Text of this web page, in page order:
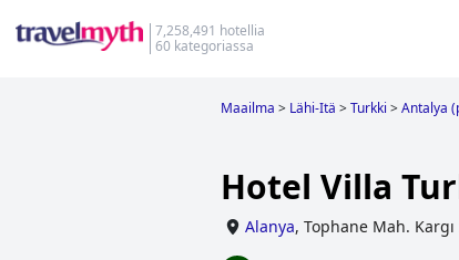
7,258,491 hotellia
60 kategoriassa
Maailma > Lähi-Itä >Turkki >Antalya
Hotel Villa
Alanya, Tophane Mah.